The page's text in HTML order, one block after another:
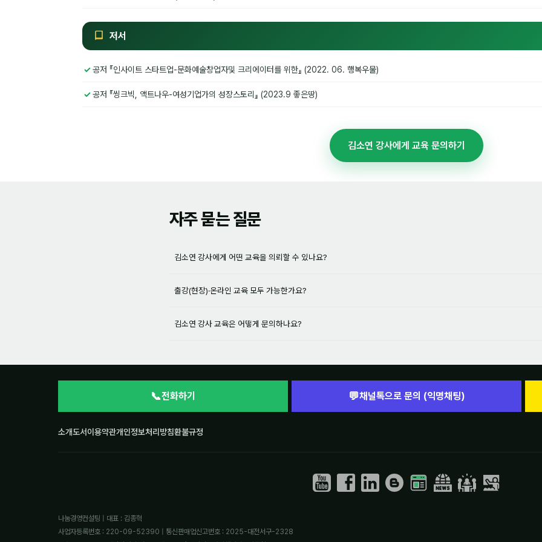
저서
공저 『인사이트 스타트업-문화예술창업자및 크리에이터를 위한』 (2022. 06. 행복우물)
공저 『씽크빅, 액트나우-여성기업가의 성장스토리』 (2023.9 좋은땅)
김소연 강사에게 교육 문의하기
자주 묻는 질문
김소연 강사에게 어떤 교육을 의뢰할 수 있나요?
출강(현장)·온라인 교육 모두 가능한가요?
김소연 강사 교육은 어떻게 문의하나요?
📞전화하기 💬채널톡으로 문의 (익명채팅)
소개도서이용약관개인정보처리방침환불규정
나눔경영컨설팅 | 대표 : 김종혁
사업자등록번호 : 220-09-52390 | 통신판매업신고번호 : 2025-대전서구-2328